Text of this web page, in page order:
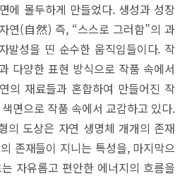
에 몰두하게 만들었다. 생성과 성장
연(自然) 즉, “스스로 그러함”의 과
발성을 띤 순수한 움직임들이다. 작
다양한 표현 방식으로 작품 속에서
의 재료들과 혼합하여 만들어진 작
면으로 작품 속에서 교감하고 있다.
의 도상은 자연 생명체 개개의 존재
존재들이 지니는 특성을, 마지막으
자유롭고 편안한 에너지의 흐름을